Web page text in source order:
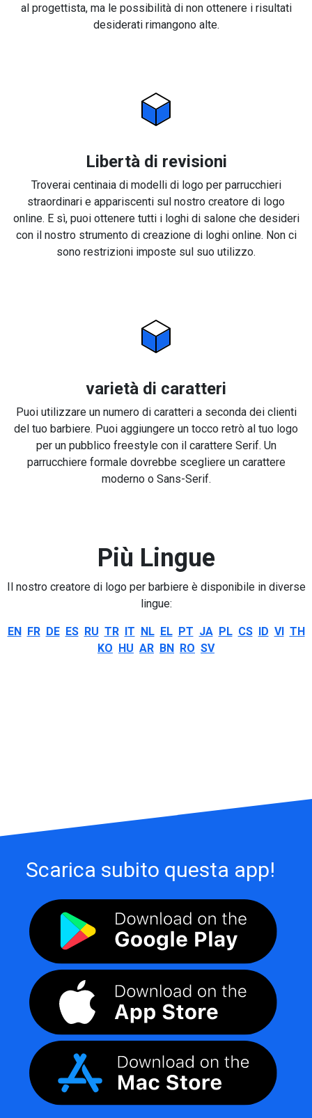
al progettista, ma le possibilità di non ottenere i risultati
desiderati rimangono alte.
Libertà di revisioni
Troverai centinaia di modelli di logo per parrucchieri
straordinari e appariscenti sul nostro creatore di logo
online. E sì, puoi ottenere tutti i loghi di salone che desideri
con il nostro strumento di creazione di loghi online. Non ci
sono restrizioni imposte sul suo utilizzo.
varietà di caratteri
Puoi utilizzare un numero di caratteri a seconda dei clienti
del tuo barbiere. Puoi aggiungere un tocco retrò al tuo logo
per un pubblico freestyle con il carattere Serif. Un
parrucchiere formale dovrebbe scegliere un carattere
moderno o Sans-Serif.
Più Lingue
Il nostro creatore di logo per barbiere è disponibile in diverse
lingue:
EN FR DE ES RU TR IT NL EL PT JA PL CS ID VI TH
KO HU AR BN RO SV
Scarica subito questa app!